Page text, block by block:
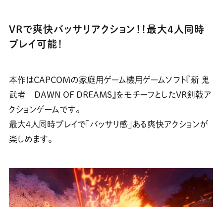
VRで爽快バッサリアクション！！最大4人同時
プレイ可能！
本作はCAPCOMの家庭用ゲーム機用ゲームソフト『新 鬼
武者 DAWN OF DREAMS』をモチーフとしたVR剣戟ア
クションゲームです。
最大4人同時プレイで「バッサリ感」ある爽快アクションが
楽しめます。